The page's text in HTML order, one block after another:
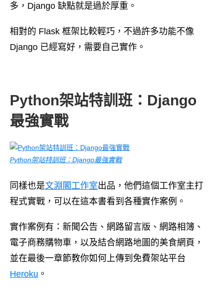
多，Django 缺點就是過於厚重。
相對的 Flask 框架比較輕巧，不過許多功能不像
Django 已經寫好，需要自己實作。
Python架站特訓班：Django
最強實戰
Python架站特訓班：Django最強實戰
同樣也是文淵閣工作室出品，他們這個工作室主打
程式實戰，可以在這本書看到各種實作案例。
實作案例有：新聞公告、網路留言版、網路相簿、
電子商務購物車，以及結合網路地圖的美食網頁，
並在最後一章節教你如何上傳到免費架站平台
Heroku 。